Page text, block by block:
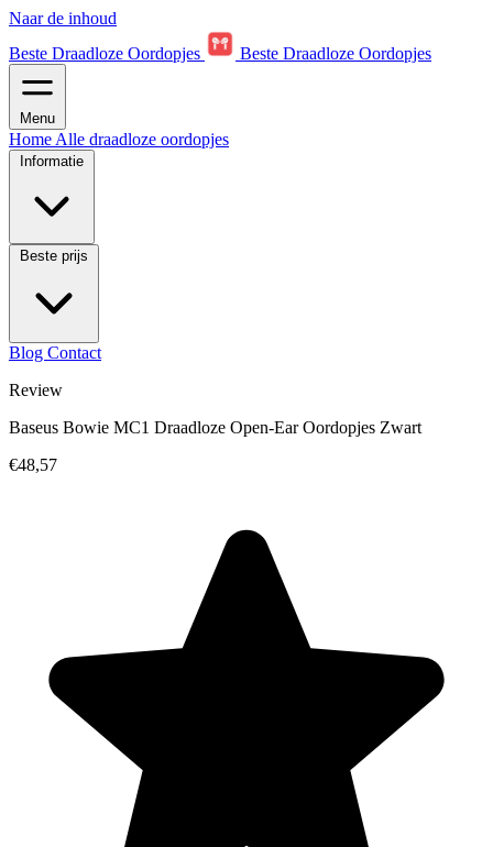
Naar de inhoud
Beste Draadloze Oordopjes
Beste Draadloze Oordopjes
Menu
Home Alle draadloze oordopjes
Informatie
Beste prijs
Blog Contact
Review
Baseus Bowie MC1 Draadloze Open-Ear Oordopjes Zwart
€48,57